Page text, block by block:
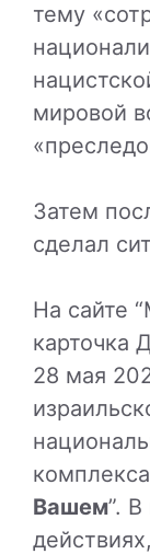
тему
мировой
Затем
сделал
На сайте
карточка
28 мая
Вашем”.